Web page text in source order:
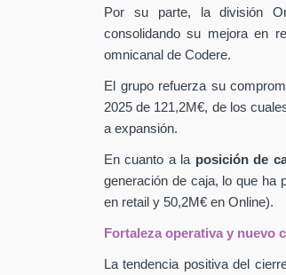
Por su parte, la división
consolidando su mejora en
omnicanal de Codere.
El grupo refuerza su
2025 de 121,2M€, de los
a expansión.
En cuanto a la posición de
generación de caja, lo que ha
en retail y 50,2M€ en Online).
Fortaleza operativa y nuevo
La tendencia positiva del